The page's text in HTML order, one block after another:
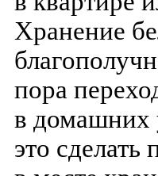
Хранение
пора
в домашних
это